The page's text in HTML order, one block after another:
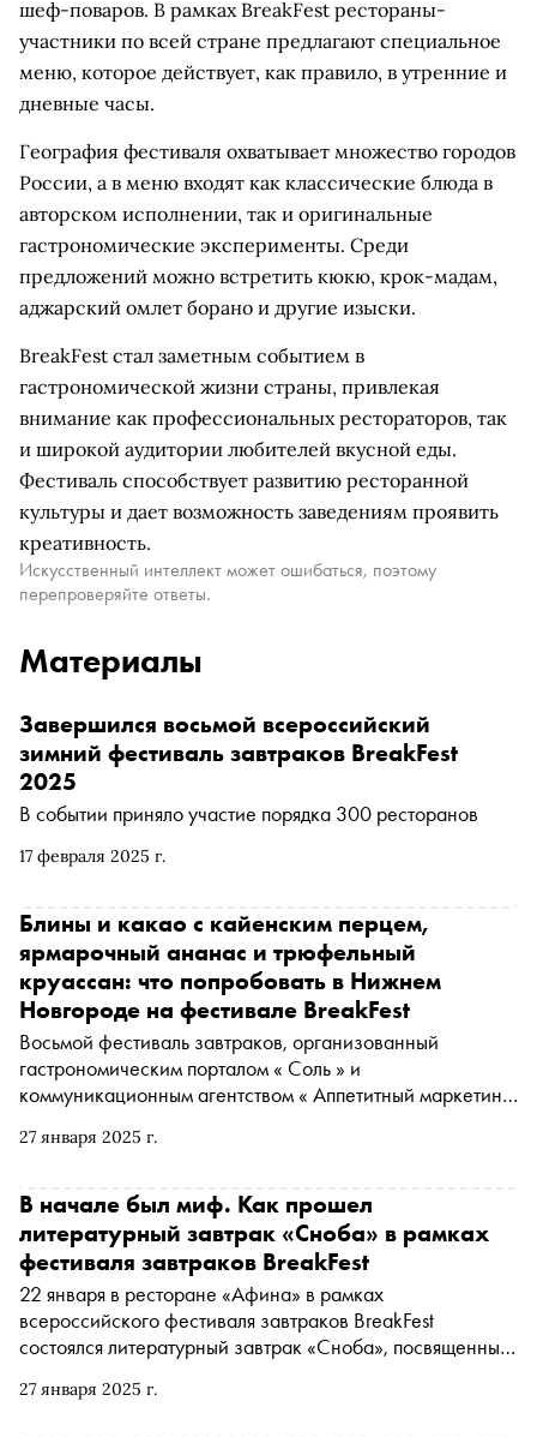
шеф-поваров. В рамках BreakFest рестораны-
участники по всей стране предлагают специальное
меню, которое действует, как правило, в утренние и
дневные часы.
География фестиваля охватывает множество городов
России, а в меню входят как классические блюда в
авторском исполнении, так и оригинальные
гастрономические эксперименты. Среди
предложений можно встретить кюкю, крок-мадам,
аджарский омлет борано и другие изыски.
BreakFest стал заметным событием в
гастрономической жизни страны, привлекая
внимание как профессиональных рестораторов, так
и широкой аудитории любителей вкусной еды.
Фестиваль способствует развитию ресторанной
культуры и дает возможность заведениям проявить
креативность.
Искусственный интеллект может ошибаться, поэтому
перепроверяйте ответы.
Материалы
17 февраля 2025 г.
Завершился восьмой всероссийский
зимний фестиваль завтраков BreakFest
2025
В событии приняло участие порядка 300 ресторанов
27 января 2025 г.
Блины и какао с кайенским перцем,
ярмарочный ананас и трюфельный
круассан: что попробовать в Нижнем
Новгороде на фестивале BreakFest
Восьмой фестиваль завтраков, организованный
гастрономическим порталом « Соль » и
коммуникационным агентством « Аппетитный маркетинг
специальное меню, в том числе в ресторанах Нижнего
27 января 2025 г.
В начале был миф. Как прошел
литературный завтрак «Сноба» в рамках
фестиваля завтраков BreakFest
22 января в ресторане «Афина» в рамках
всероссийского фестиваля завтраков BreakFest
состоялся литературный завтрак «Сноба», посвященный
спикерами обсудили, почему люди до сих пор верят в